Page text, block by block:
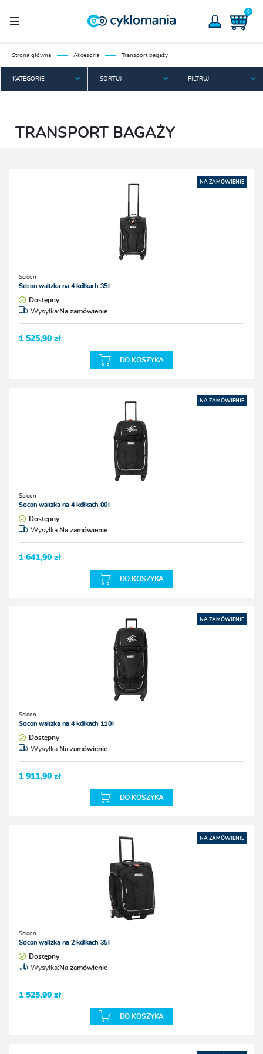
0
Strona główna Akcesoria Transport bagaży
KATEGORIE SORTUJ FILTRUJ
TRANSPORT BAGAŻY
NA ZAMÓWIENIE
Scicon
Scicon walizka na 4 kółkach 35l
Dostępny
Wysyłka:Na zamówienie
1 525,90 zł
DO KOSZYKA
NA ZAMÓWIENIE
Scicon
Scicon walizka na 4 kółkach 80l
Dostępny
Wysyłka:Na zamówienie
1 641,90 zł
DO KOSZYKA
NA ZAMÓWIENIE
Scicon
Scicon walizka na 4 kółkach 110l
Dostępny
Wysyłka:Na zamówienie
1 911,90 zł
DO KOSZYKA
NA ZAMÓWIENIE
Scicon
Scicon walizka na 2 kółkach 35l
Dostępny
Wysyłka:Na zamówienie
1 525,90 zł
DO KOSZYKA